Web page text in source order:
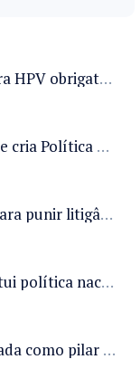
Projeto prevê vacina contra HPV obrigatória e testes moleculares para rastreamento do câncer do colo do útero
Câmara analisa projeto que cria Política Nacional de Qualificação e Valorização da Preceptoria na Residência Médica
Projeto de lei cria regras para punir litigância abusiva reversa e integrar sistemas do Judiciário
Projeto de Lei 665/26 institui política nacional para prevenção ao transfeminicídio e prevê medidas de proteção e reparação
Inclusão digital é posicionada como pilar essencial da reurbanização de favelas e periferias